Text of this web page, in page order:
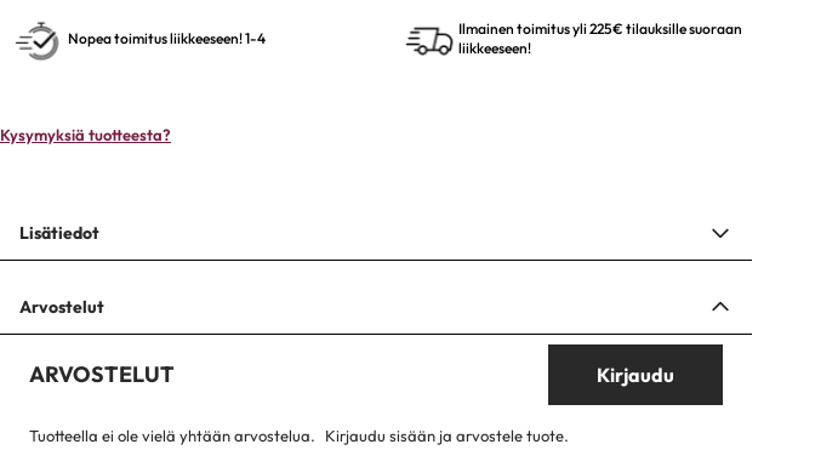
Nopea toimitus liikkeeseen! 1-4
Ilmainen toimitus yli 225€ tilauksille suoraan
liikkeeseen!
Kysymyksiä tuotteesta?
Lisätiedot
Arvostelut
ARVOSTELUT Kirjaudu
Tuotteella ei ole vielä yhtään arvostelua. Kirjaudu sisään ja arvostele tuote.